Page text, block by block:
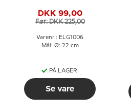
DKK 99,00
Før: DKK 225,00
Varenr.: ELG1006
Mål: Ø: 22 cm
PÅ LAGER
Se vare